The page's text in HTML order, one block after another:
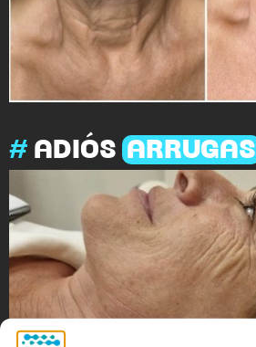
# ADIÓS ARRUGAS